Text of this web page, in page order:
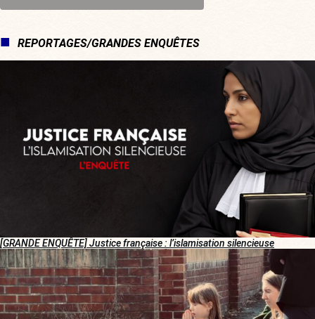
REPORTAGES/GRANDES ENQUÊTES
[GRANDE ENQUÊTE] Justice française : l’islamisation silencieuse